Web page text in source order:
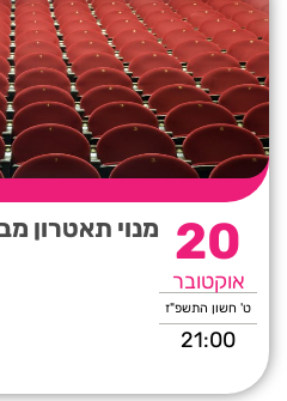
20
אוקטובר
ט' חשון התשפ"ז
21:00
מנוי תאטרון